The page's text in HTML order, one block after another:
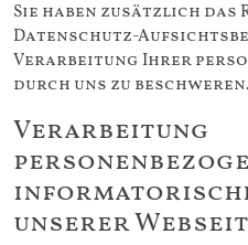
Sie haben zusätzlich das
Datenschutz-
Verarbeitung Ihrer
durch uns zu beschweren.
Verarbeitung
unserer